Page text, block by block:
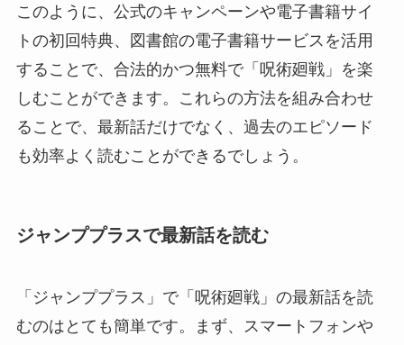
このように、公式のキャンペーンや電子書籍サイ
トの初回特典、図書館の電子書籍サービスを活用
することで、合法的かつ無料で「呪術廻戦」を楽
しむことができます。これらの方法を組み合わせ
ることで、最新話だけでなく、過去のエピソード
も効率よく読むことができるでしょう。
ジャンププラスで最新話を読む
「ジャンププラス」で「呪術廻戦」の最新話を読
むのはとても簡単です。まず、スマートフォンや